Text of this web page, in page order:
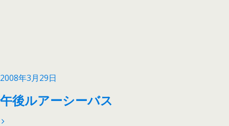
2008年3月29日
午後ルアーシーバス